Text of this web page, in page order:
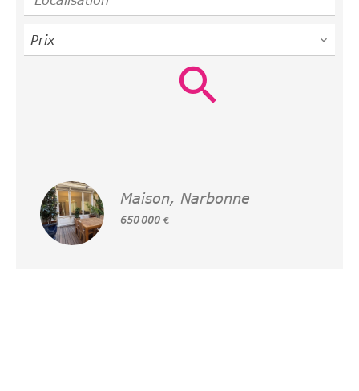
Prix
Maison, Narbonne
650 000 €